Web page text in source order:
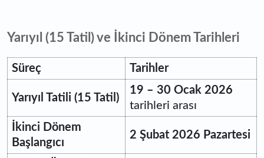
Yarıyıl (15 Tatil) ve İkinci Dönem Tarihleri
Süreç Tarihler
Yarıyıl Tatili (15 Tatil)
19 – 30 Ocak 2026
tarihleri arası
İkinci Dönem
Başlangıcı
2 Şubat 2026 Pazartesi